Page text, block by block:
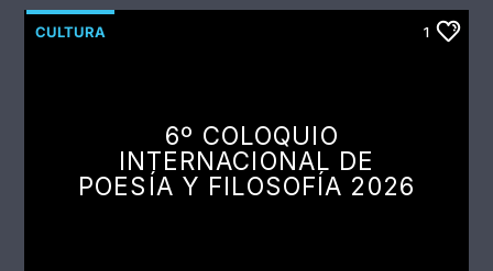
CULTURA 1
6º COLOQUIO
INTERNACIONAL DE
POESÍA Y FILOSOFÍA 2026